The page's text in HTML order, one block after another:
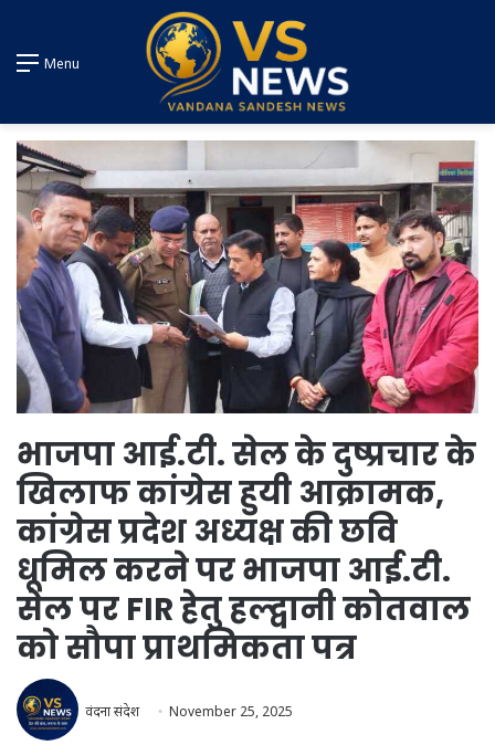
Menu
भाजपा आई.टी. सेल के दुष्प्रचार के
खिलाफ कांग्रेस हुयी आक्रामक,
कांग्रेस प्रदेश अध्यक्ष की छवि
धूमिल करने पर भाजपा आई.टी.
सेल पर FIR हेतु हल्द्वानी कोतवाल
को सौपा प्राथमिकता पत्र
वंदना संदेश November 25, 2025